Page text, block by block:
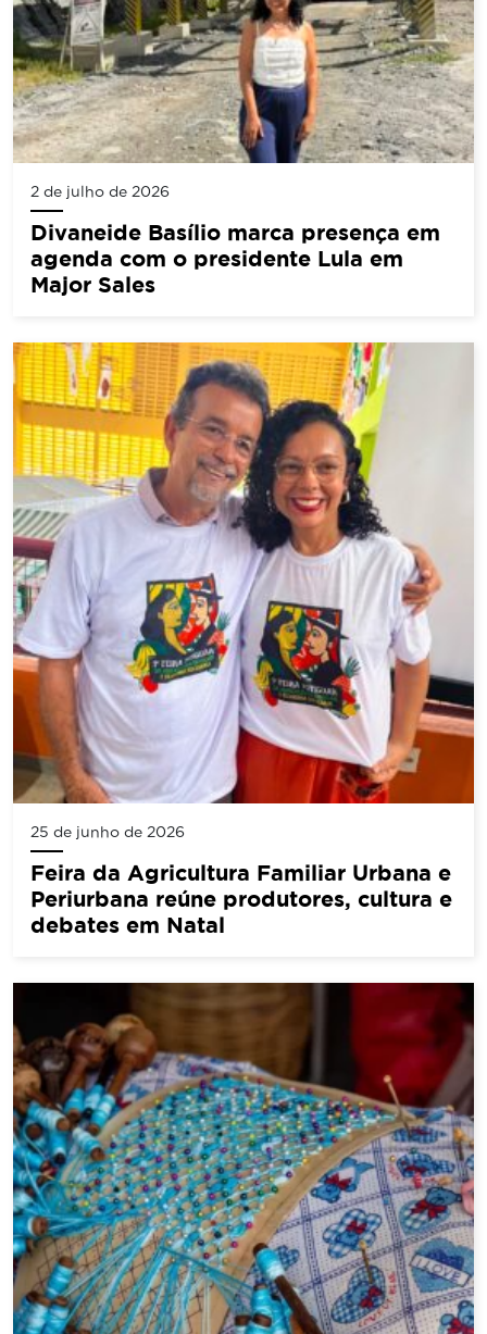
2 de julho de 2026
Divaneide Basílio marca presença em
agenda com o presidente Lula em
Major Sales
25 de junho de 2026
Feira da Agricultura Familiar Urbana e
Periurbana reúne produtores, cultura e
debates em Natal